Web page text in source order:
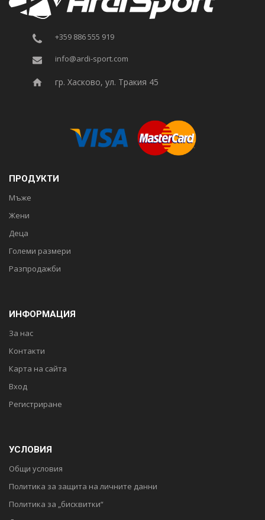
+359 886 555 919
info@ardi-sport.com
гр. Хасково, ул. Тракия 45
ПРОДУКТИ
Мъже
Жени
Деца
Големи размери
Разпродажби
ИНФОРМАЦИЯ
За нас
Контакти
Карта на сайта
Вход
Регистриране
УСЛОВИЯ
Общи условия
Политика за защита на личните данни
Политика за „бисквитки“